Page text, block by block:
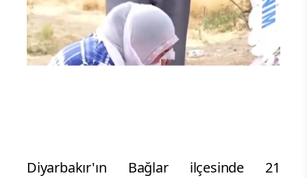
Diyarbakır'ın Bağlar ilçesinde 21